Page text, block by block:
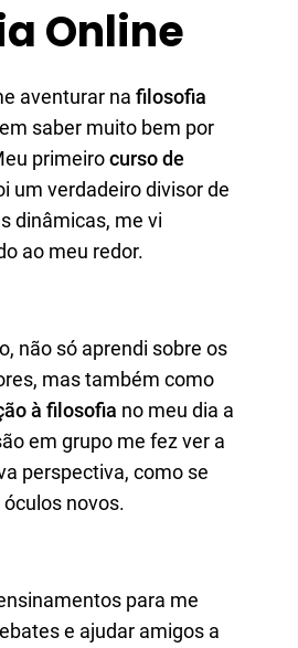
Online
aventurar na filosofia
saber muito bem por
primeirocurso de
um verdadeiro divisor de
dinâmicas, me vi
ao meu redor.
não só aprendi sobre os
mas também como
à filosofia no meu dia a
em grupo me fez ver a
perspectiva, como se
novos.
para me
e ajudar amigos a